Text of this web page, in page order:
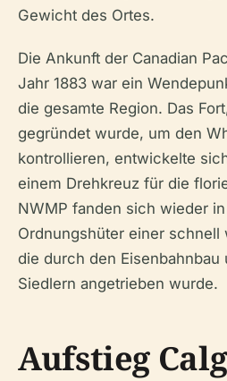
Gewicht des Ortes.
Die Ankunft der Canadian
Jahr 1883 war ein
die gesamte Region. Das
gegründet wurde, um den
kontrollieren, entwickelte
einem Drehkreuz für die
NWMP fanden sich wieder
Ordnungshüter einer schnell
die durch den
Siedlern angetrieben wurde.
Aufstieg